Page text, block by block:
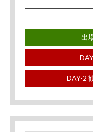
出
DAY-2